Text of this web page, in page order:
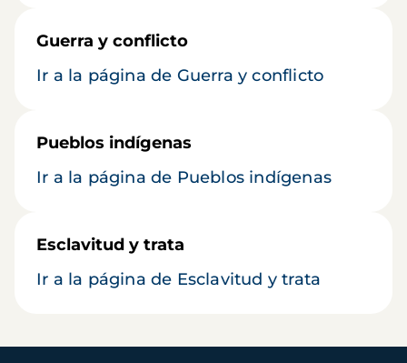
Guerra y conflicto
Ir a la página de Guerra y conflicto
Pueblos indígenas
Ir a la página de Pueblos indígenas
Esclavitud y trata
Ir a la página de Esclavitud y trata